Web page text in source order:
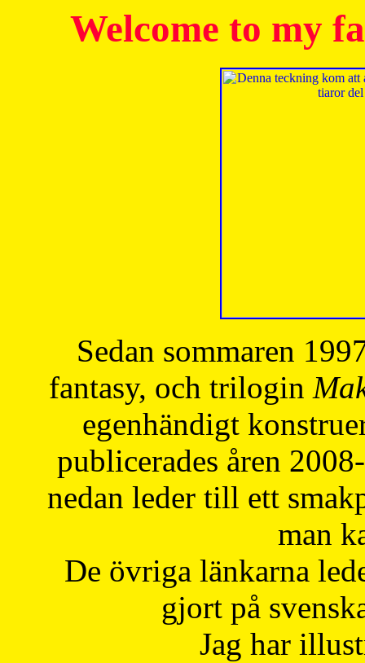
Welcome to my
Sedan sommaren
fantasy, och trilogin
egenhändigt
publicerades åren
nedan leder till ett
man
De övriga länkarna
gjort på
Jag har